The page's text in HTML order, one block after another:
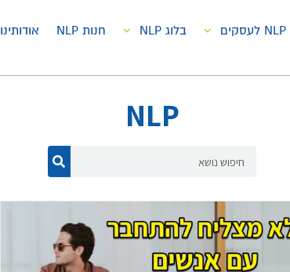
NLP לעסקים בלוג NLP חנות NLP אודותינו
NLP